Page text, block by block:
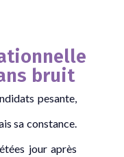
bruit
pesante,
sa constance.
jour après